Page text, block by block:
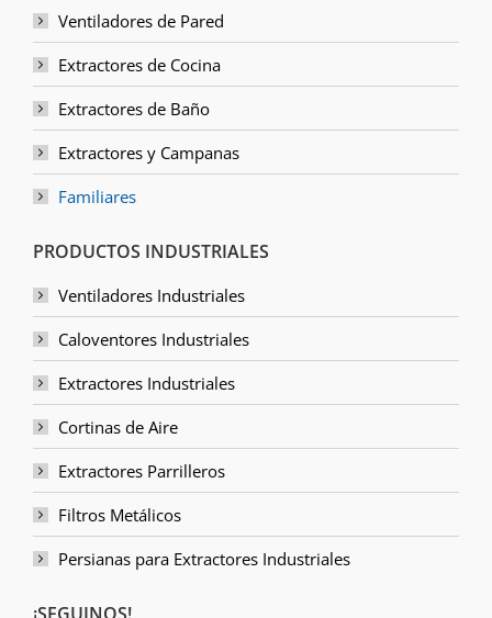
Ventiladores de Pared
Extractores de Cocina
Extractores de Baño
Extractores y Campanas
Familiares
PRODUCTOS INDUSTRIALES
Ventiladores Industriales
Caloventores Industriales
Extractores Industriales
Cortinas de Aire
Extractores Parrilleros
Filtros Metálicos
Persianas para Extractores Industriales